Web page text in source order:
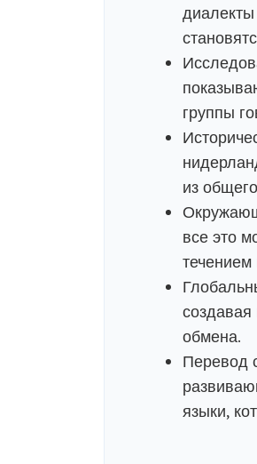
группы
из
все это
обмена.
Перевод
языки,